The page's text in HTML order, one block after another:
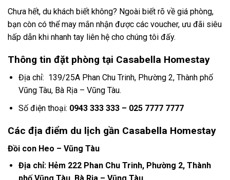
Chưa hết, du khách biết không? Ngoài biết rõ về giá phòng,
bạn còn có thể may mắn nhận được các voucher, ưu đãi siêu
hấp dẫn khi nhanh tay liên hệ cho chúng tôi đấy.
Thông tin đặt phòng tại Casabella Homestay
Địa chỉ: 139/25A Phan Chu Trinh, Phường 2, Thành phố
Vũng Tàu, Bà Rịa – Vũng Tàu.
Số điện thoại: 0943 333 333 – 025 7777 7777
Các địa điểm du lịch gần Casabella Homestay
Đồi con Heo – Vũng Tàu
Địa chỉ: Hẻm 222 Phan Chu Trinh, Phường 2, Thành